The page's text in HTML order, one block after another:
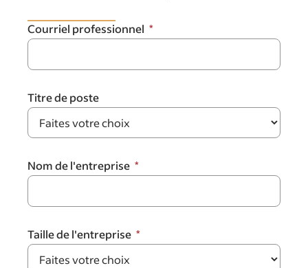
Courriel professionnel
Titre de poste
Nom de l'entreprise
Taille de l'entreprise